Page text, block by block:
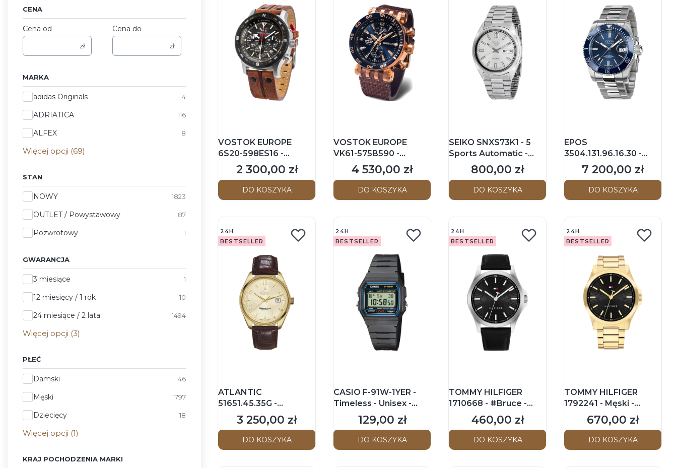
CENA
Cena od
zł
Cena do
zł
MARKA
Markaadidas Originals 4
ADRIATICA 116
ALFEX 8
Więcej opcji (69)
STAN
StanNOWY 1823
OUTLET / Powystawowy 87
Pozwrotowy 1
GWARANCJA
Gwarancja
3 miesiące 1
12 miesięcy / 1 rok 10
24 miesiące / 2 lata 1494
Więcej opcji (3)
PŁEĆ
PłećDamski 46
Męski 1797
Dziecięcy 18
Więcej opcji (1)
KRAJ POCHODZENIA MARKI
VOSTOK EUROPE
6S20-598ES16 -
Expedition North Pole -
Ratownik Tatr "Klimek"
- Męski - Zegarek na
pasku - Limitowana
Cena
2 300,00 zł
DO KOSZYKA
VOSTOK EUROPE
VK61-575B590 -
Energia Rocket Chrono
- Męski - Zegarek na
pasku
Cena
4 530,00 zł
DO KOSZYKA
SEIKO SNXS73K1 - 5
Sports Automatic -
Męski - Zegarek
mechaniczny
Cena
800,00 zł
DO KOSZYKA
EPOS
3504.131.96.16.30 -
Sportive Diver - Męski -
Zegarek na
bransolecie
Cena
7 200,00 zł
DO KOSZYKA
24H
BESTSELLER
ATLANTIC
51651.45.35G -
Worldmaster Art Deco
- Męski - Zegarek na
Cena
3 250,00 zł
DO KOSZYKA
24H
BESTSELLER
CASIO F-91W-1YER -
Timeless - Unisex -
Zegarek na pasku
Cena
129,00 zł
DO KOSZYKA
24H
BESTSELLER
TOMMY HILFIGER
1710668 - #Bruce -
Męski - Zegarek na
pasku skórzanym
Cena
460,00 zł
DO KOSZYKA
24H
BESTSELLER
TOMMY HILFIGER
1792241 - Męski -
Zegarek na
bransolecie
Cena
670,00 zł
DO KOSZYKA